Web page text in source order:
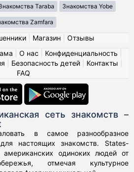
Taraba Знакомства Yobe
Zamfara
| Магазин
Отзывы
О нас Конфиденциальность
Безопасность детей| Контакты
FAQ
сеть знакомств –
в самое разнообразное
настоящих знакомств. States-
американских одиноких людей от
отмечая культурное